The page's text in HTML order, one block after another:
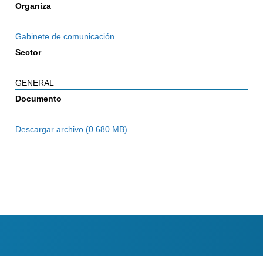
Organiza
Gabinete de comunicación
Sector
GENERAL
Documento
Descargar archivo (0.680 MB)